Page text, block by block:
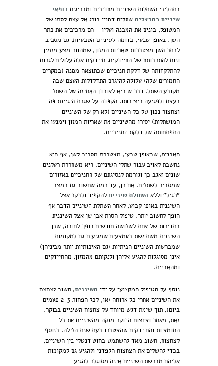
בתהליכי השתלות השיניים מחדירים ומבריגים רופאי
שיניים בהרצליה שתלים דמויי בורג אל עצם לסתו של
המטופל, בונים את המבנה ועליו – הם מרכיבים את כתר
השן. באופן טבעי, בדומה לשיניים הטבעיות, גם מסביב
לכתר השן מצטברות שאריות המזון, שמהוות מצע מזמין
ונוח להתרבותם של החיידקים. חיידקים אלה עלולים לגרום
להתלקחותה של דלקת חניכיים שכתוצאה ממנה (במקרים
החמורים שלה) עלולה להיגרם התדלדלות העצם שבה
מקובע השתל. דבר שיביא לאובדן האחיזה של השתל
בעצם ולפגיעה ביציבותו. הקפדה על שגרת היגיינת פה
וצחצוח נכון של כל השיניים (לא רק של השיניים
המושתלות) יסירו מהשיניים את שאריות המזון וימנעו את
התפתחותה של דלקת החניכיים.
האבנית, שבאופן טבעי, מצטברת מסביב לשן, אף היא
נחשבת לאויב עבור שתלי השיניים. היא משחררת רעלנים
שונים ואגב כך וגורמת לנסיגתם של החניכיים באזורים
שמסביב לשתלים. אם כן, עד כמה שחשוב גם במצב
"רגיל" וללא השתלת שיניים להקפיד ולבקר אצל
השיננית באופן קבוע, לאחר השתלת השיניים הדבר אף
הופך לחשוב יותר. טיפול הסרת אבן שן אצל השיננית
בתדירות של אחת לשלושה חודשים הופך לחובה, שכן
השיננית משתמשת באמצעים שמגיעים גם למקומות
שמברשות השיניים הביתיות (גם האיכותיות יותר מביניהן)
אינן מסוגלות להגיע אליהן ולנקותם מהמזון, מהחיידקים
ומהאבנית.
נוסף על הטיפול המקצועי על ידי השיננית, חשוב לצחצח
את השיניים אחרי כל ארוחה (או, לכל הפחות 2-3 פעמים
ביום), תוך שימת דגש מיוחד על צחצוח השיניים בבוקר.
זאת, מאחר וצחצוח הבוקר מנקה מהשיניים את כל
החומציות והחיידקים שהצטברו בעת שנת הלילה. בנוסף
לצחצוח, חשוב מאד להשתמש בחוט דנטלי בין השיניים,
בכדי להשלים את הצחצוח הקפדני ולהגיע גם למקומות
אליהם מברשת השיניים אינה מסוגלת להגיע.